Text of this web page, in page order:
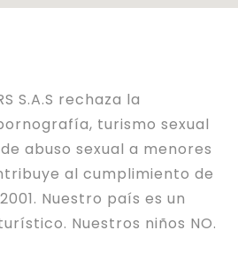
S.A.S rechaza la
turismo sexual
abuso sexual a menores
al cumplimiento de
Nuestro país es un
Nuestros niños NO.